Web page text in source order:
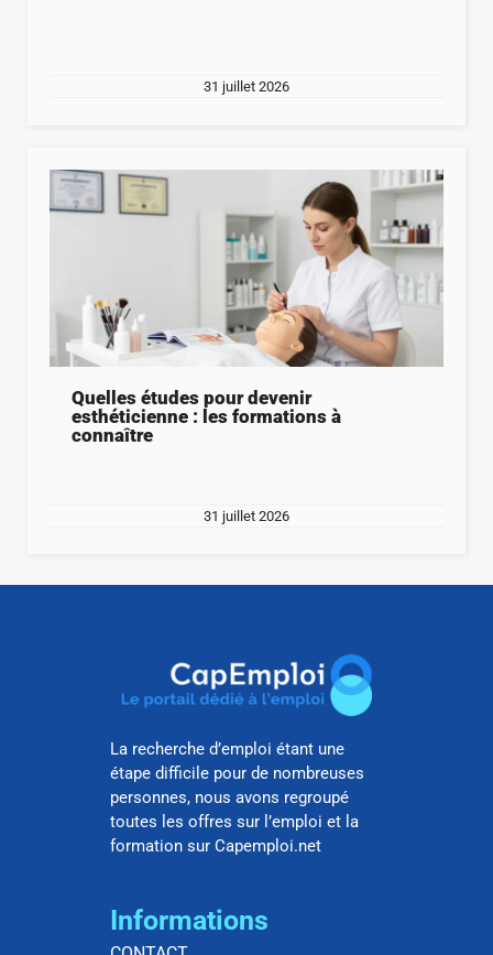
31 juillet 2026
Quelles études pour devenir
esthéticienne : les formations à
connaître
31 juillet 2026
La recherche d’emploi étant une
étape difficile pour de nombreuses
personnes, nous avons regroupé
toutes les offres sur l’emploi et la
formation sur Capemploi.net
Informations